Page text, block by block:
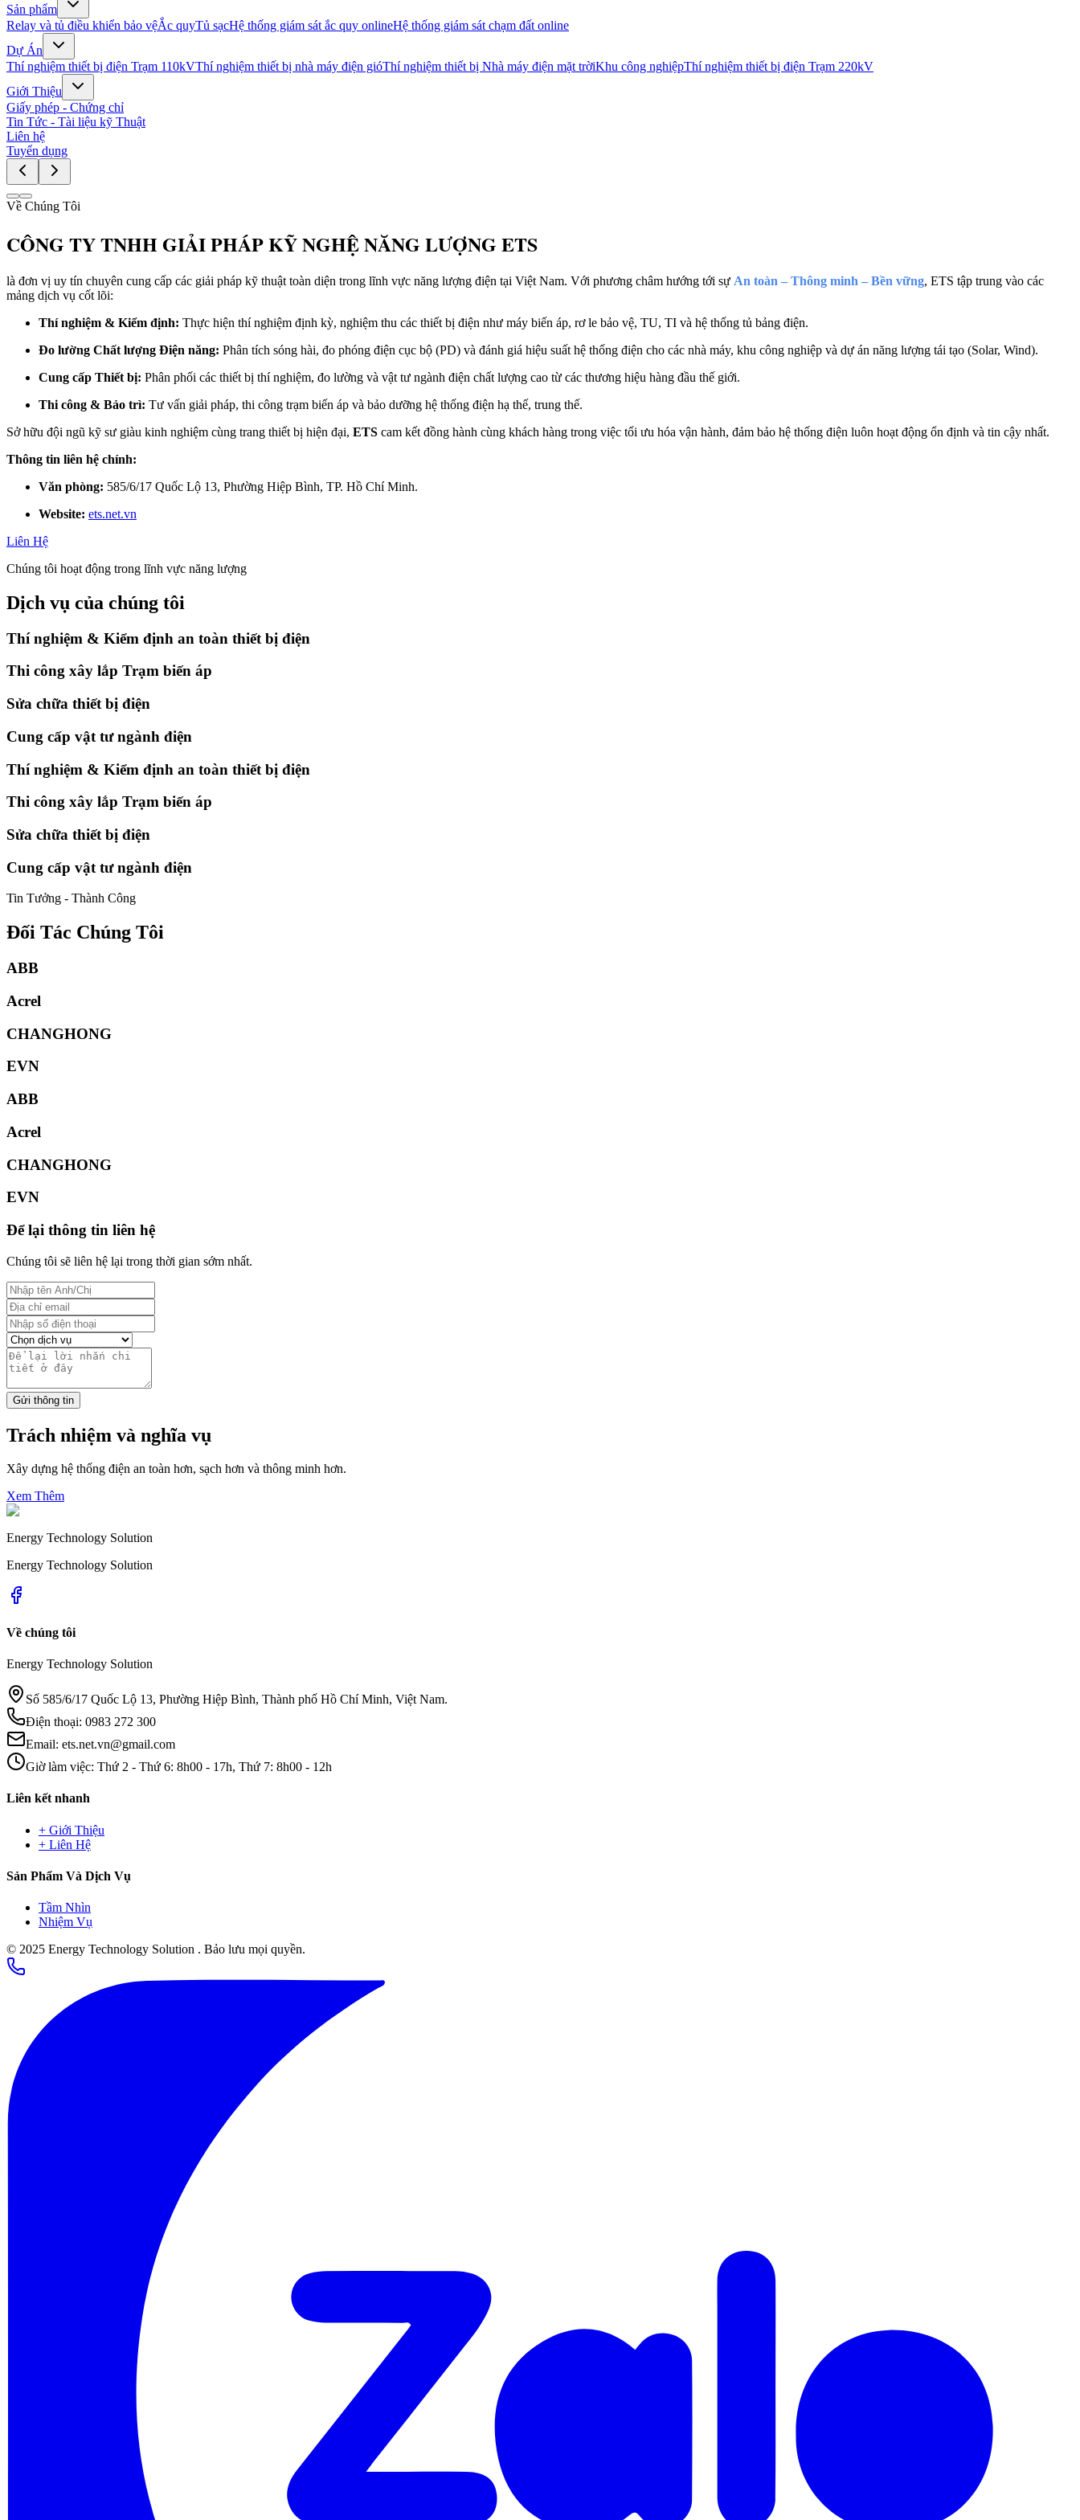
Sản phẩm
Relay và tủ điều khiển bảo vệẮc quyTủ sạcHệ thống giám sát ắc quy onlineHệ thống giám sát chạm đất online
Dự Án
Thí nghiệm thiết bị điện Trạm 110kVThí nghiệm thiết bị nhà máy điện gióThí nghiệm thiết bị Nhà máy điện mặt trờiKhu công nghiệpThí nghiệm thiết bị điện Trạm 220kV
Giới Thiệu
Giấy phép - Chứng chỉ
Tin Tức - Tài liệu kỹ Thuật
Liên hệ
Tuyển dụng
Về Chúng Tôi
CÔNG TY TNHH GIẢI PHÁP KỸ NGHỆ NĂNG LƯỢNG ETS
là đơn vị uy tín chuyên cung cấp các giải pháp kỹ thuật toàn diện trong lĩnh vực năng lượng điện tại Việt Nam. Với phương châm hướng tới sự An toàn – Thông minh – Bền vững, ETS tập trung vào các
mảng dịch vụ cốt lõi:
Thí nghiệm & Kiểm định: Thực hiện thí nghiệm định kỳ, nghiệm thu các thiết bị điện như máy biến áp, rơ le bảo vệ, TU, TI và hệ thống tủ bảng điện.
Đo lường Chất lượng Điện năng: Phân tích sóng hài, đo phóng điện cục bộ (PD) và đánh giá hiệu suất hệ thống điện cho các nhà máy, khu công nghiệp và dự án năng lượng tái tạo (Solar, Wind).
Cung cấp Thiết bị: Phân phối các thiết bị thí nghiệm, đo lường và vật tư ngành điện chất lượng cao từ các thương hiệu hàng đầu thế giới.
Thi công & Bảo trì: Tư vấn giải pháp, thi công trạm biến áp và bảo dưỡng hệ thống điện hạ thế, trung thế.
Sở hữu đội ngũ kỹ sư giàu kinh nghiệm cùng trang thiết bị hiện đại, ETS cam kết đồng hành cùng khách hàng trong việc tối ưu hóa vận hành, đảm bảo hệ thống điện luôn hoạt động ổn định và tin cậy nhất.
Thông tin liên hệ chính:
Văn phòng: 585/6/17 Quốc Lộ 13, Phường Hiệp Bình, TP. Hồ Chí Minh.
Website: ets.net.vn
Liên Hệ
Chúng tôi hoạt động trong lĩnh vực năng lượng
Dịch vụ của chúng tôi
Thí nghiệm & Kiểm định an toàn thiết bị điện
Thi công xây lắp Trạm biến áp
Sửa chữa thiết bị điện
Cung cấp vật tư ngành điện
Thí nghiệm & Kiểm định an toàn thiết bị điện
Thi công xây lắp Trạm biến áp
Sửa chữa thiết bị điện
Cung cấp vật tư ngành điện
Tin Tưởng - Thành Công
Đối Tác Chúng Tôi
ABB
Acrel
CHANGHONG
EVN
ABB
Acrel
CHANGHONG
EVN
Để lại thông tin liên hệ
Chúng tôi sẽ liên hệ lại trong thời gian sớm nhất.
Gửi thông tin
Trách nhiệm và nghĩa vụ
Xây dựng hệ thống điện an toàn hơn, sạch hơn và thông minh hơn.
Xem Thêm
Energy Technology Solution
Energy Technology Solution
Về chúng tôi
Energy Technology Solution
Số 585/6/17 Quốc Lộ 13, Phường Hiệp Bình, Thành phố Hồ Chí Minh, Việt Nam.
Điện thoại: 0983 272 300
Email: ets.net.vn@gmail.com
Giờ làm việc: Thứ 2 - Thứ 6: 8h00 - 17h, Thứ 7: 8h00 - 12h
Liên kết nhanh
+ Giới Thiệu
+ Liên Hệ
Sản Phẩm Và Dịch Vụ
Tầm Nhìn
Nhiệm Vụ
© 2025 Energy Technology Solution . Bảo lưu mọi quyền.